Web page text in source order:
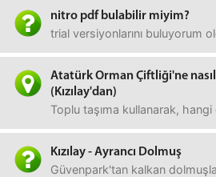
nitro pdf bulabilir miyim?
trial versiyonlarını buluyorum
Atatürk Orman Çiftliği'ne
(Kızılay'dan)
Toplu taşıma kullanarak,
Kızılay - Ayrancı Dolmuş
Güvenpark'tan kalkan